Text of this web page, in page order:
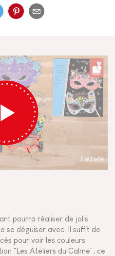
pourra réaliser de jolis
se déguiser avec. Il suffit de
pour voir les couleurs
"Les Ateliers du Calme", ce